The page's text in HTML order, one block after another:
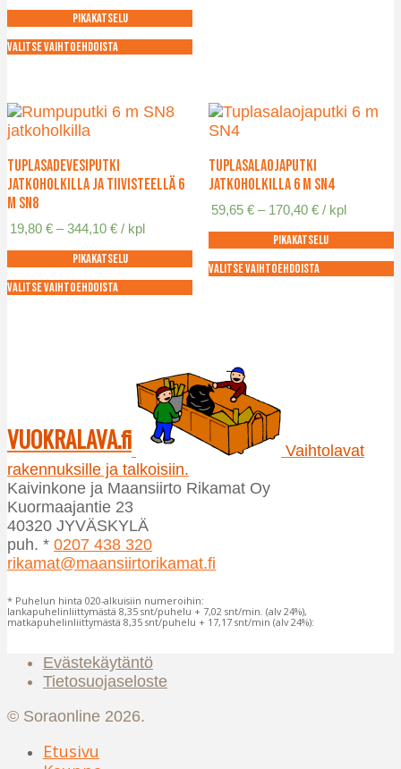
-
689,20 €
Pikakatselu
Valitse vaihtoehdoista
on
useampi
muunnelma.
Voit
tehdä
valinnat
tuotteen
sivulla.
Voit
tehdä
valinnat
tuotteen
sivulla.
Tuplasadevesiputki
jatkoholkilla ja tiivisteellä 6
m SN8
19,80€ – 344,10€Hintaluokka:
-
/ kpl
Pikakatselu
Valitse vaihtoehdoista
valinnat
tuotteen
sivulla.
Tuplasalaojaputki
jatkoholkilla 6 m SN4
59,65 € – 170,40 €Hintaluokka:
-
/ kpl
Pikakatselu
Valitse vaihtoehdoista
Voit
tehdä
valinnat
tuotteen
sivulla.
VUOKRALAVA.fi
Vaihtolavat
rakennuksille ja talkoisiin.
Kaivinkone ja Maansiirto Rikamat Oy
Kuormaajantie 23
40320 JYVÄSKYLÄ
puh. * 0207 438 320
rikamat@maansiirtorikamat.fi
* Puhelun hinta 020-alkuisiin numeroihin:
lankapuhelinliittymästä 8,35 snt/puhelu + 7,02 snt/min. (alv 24%),
matkapuhelinliittymästä 8,35 snt/puhelu + 17,17 snt/min (alv 24%):
Evästekäytäntö
Tietosuojaseloste
© Soraonline 2026.
Etusivu